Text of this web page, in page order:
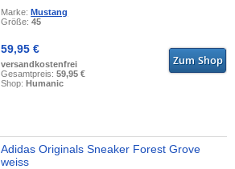
Marke:Mustang
Größe:45
59,95 €
versandkostenfrei
Gesamtpreis:59,95 €
Shop:Humanic
Adidas Originals Sneaker Forest Grove
weiss